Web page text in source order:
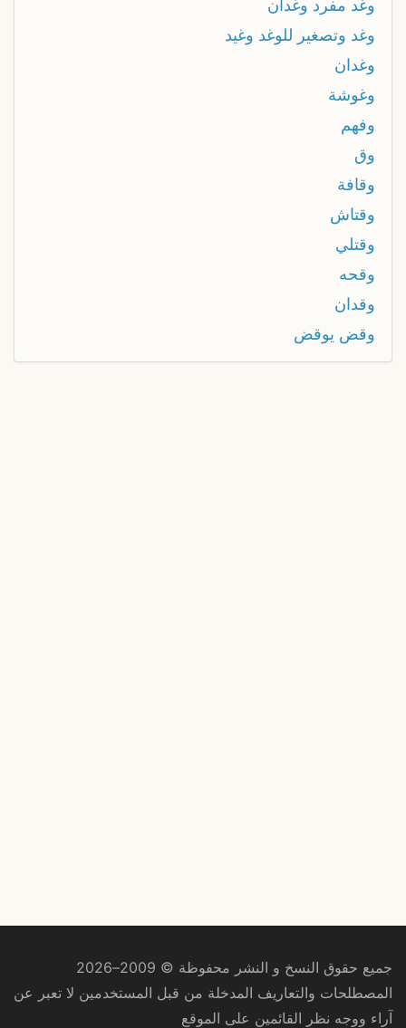
وغد مفرد وغدان
وغد وتصغير للوغد وغيد
وغدان
وغوشة
وفهم
وق
وقافة
وقتاش
وقتلي
وقحه
وقدان
وقض يوقض
جميع حقوق النسخ و النشر محفوظة © 2009–2026
المصطلحات والتعاريف المدخلة من قبل المستخدمين لا تعبر عن
آراء ووجه نظر القائمين على الموقع